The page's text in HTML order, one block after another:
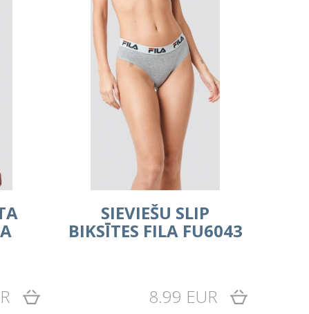
SIEVIEŠU SLIP
BIKSĪTES FILA FU6043
8.99 EUR